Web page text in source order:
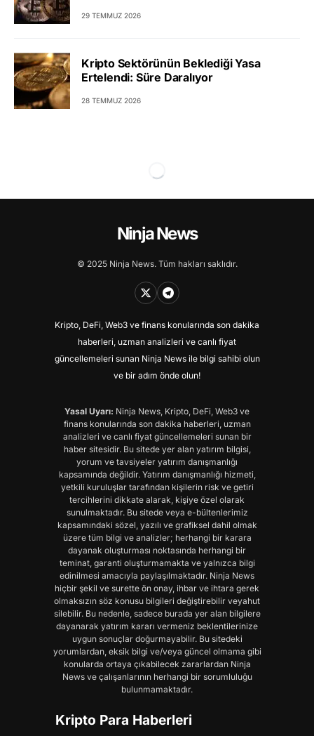
29 TEMMUZ 2026
Kripto Sektörünün Beklediği Yasa
Ertelendi: Süre Daralıyor
28 TEMMUZ 2026
Ninja News
© 2025 Ninja News. Tüm hakları saklıdır.
Kripto, DeFi, Web3 ve finans konularında son dakika
haberleri, uzman analizleri ve canlı fiyat
güncellemeleri sunan Ninja News ile bilgi sahibi olun
ve bir adım önde olun!
Yasal Uyarı: Ninja News, Kripto, DeFi, Web3 ve
finans konularında son dakika haberleri, uzman
analizleri ve canlı fiyat güncellemeleri sunan bir
haber sitesidir. Bu sitede yer alan yatırım bilgisi,
yorum ve tavsiyeler yatırım danışmanlığı
kapsamında değildir. Yatırım danışmanlığı hizmeti,
yetkili kuruluşlar tarafından kişilerin risk ve getiri
tercihlerini dikkate alarak, kişiye özel olarak
sunulmaktadır. Bu sitede veya e-bültenlerimiz
kapsamındaki sözel, yazılı ve grafiksel dahil olmak
üzere tüm bilgi ve analizler; herhangi bir karara
dayanak oluşturması noktasında herhangi bir
teminat, garanti oluşturmamakta ve yalnızca bilgi
edinilmesi amacıyla paylaşılmaktadır. Ninja News
hiçbir şekil ve surette ön onay, ihbar ve ihtara gerek
olmaksızın söz konusu bilgileri değiştirebilir veyahut
silebilir. Bu nedenle, sadece burada yer alan bilgilere
dayanarak yatırım kararı vermeniz beklentilerinize
uygun sonuçlar doğurmayabilir. Bu sitedeki
yorumlardan, eksik bilgi ve/veya güncel olmama gibi
konularda ortaya çıkabilecek zararlardan Ninja
News ve çalışanlarının herhangi bir sorumluluğu
bulunmamaktadır.
Kripto Para Haberleri